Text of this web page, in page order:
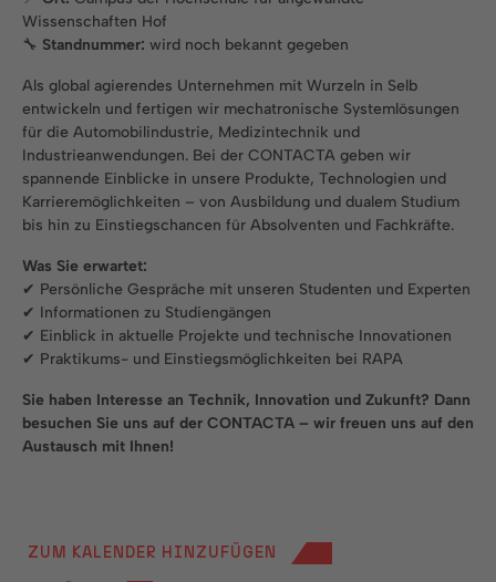
Wissenschaften Hof
🔧 Standnummer: wird noch bekannt gegeben
Als global agierendes Unternehmen mit Wurzeln in Selb
entwickeln und fertigen wir mechatronische Systemlösungen
für die Automobilindustrie, Medizintechnik und
Industrieanwendungen. Bei der CONTACTA geben wir
spannende Einblicke in unsere Produkte, Technologien und
Karrieremöglichkeiten – von Ausbildung und dualem Studium
bis hin zu Einstiegschancen für Absolventen und Fachkräfte.
Was Sie erwartet:
✔ Persönliche Gespräche mit unseren Studenten und Experten
✔ Informationen zu Studiengängen
✔ Einblick in aktuelle Projekte und technische Innovationen
✔ Praktikums- und Einstiegsmöglichkeiten bei RAPA
Sie haben Interesse an Technik, Innovation und Zukunft? Dann
besuchen Sie uns auf der CONTACTA – wir freuen uns auf den
Austausch mit Ihnen!
ZUM KALENDER HINZUFÜGEN